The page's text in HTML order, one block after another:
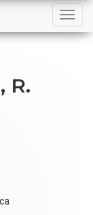
Toggle
navigation
R.